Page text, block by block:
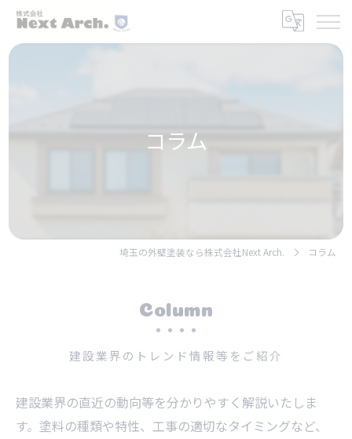
コラム
埼玉の外壁塗装なら株式会社Next Arch. コラム
Column
建設業界のトレンド情報等をご紹介
建設業界の直近の動向等を分かりやすく解説いたしま
す。塗料の種類や特性、工事の適切なタイミングなど、